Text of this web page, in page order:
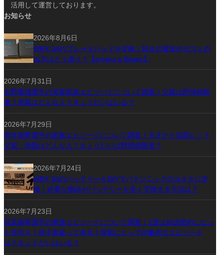
活用して運営しております。
お知らせ
2026年8月6日
WRX S4のブレーキパッドを交換！効きの変化やダストの
出方はどう違う？【project μ Bspec】
2026年7月31日
矢野雅哉選手の実家家族エピソードについて調査！父親は野球経験
者？母親はどんな人？きょうだいはいる？
2026年7月29日
髙寺望夢選手の家族エピソードについて調査！天才だと話題に！？
父親・母親はどんな人？きょうだいは野球経験者？
2026年7月24日
WRX S4のバッテリーをDIYでパナソニックのカオスに交
換！必要な物品やバッテリーを安く交換する方法は？
2026年7月23日
笹原操希選手の家族エピソードについて調査！1度は自由契約になっ
た苦労人！母子家庭って本当？母親にとって印象的なエピソード
は？きょうだいはいる？